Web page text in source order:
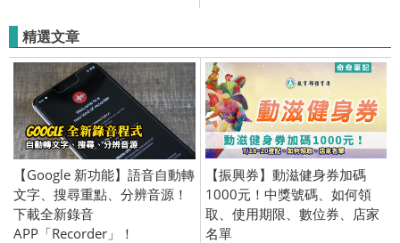
輯、介面優化
精選文章
【Google 新功能】語音自動轉
文字、搜尋重點、分辨音源！
下載全新錄音
APP「Recorder」！
【振興券】動滋健身券加碼
1000元！中獎號碼、如何領
取、使用期限、數位券、店家
名單